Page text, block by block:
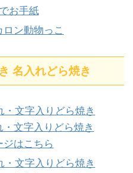
お手紙
ン動物っこ
文字入りどら焼き